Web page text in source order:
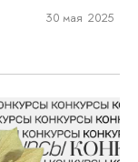
30 мая 2025